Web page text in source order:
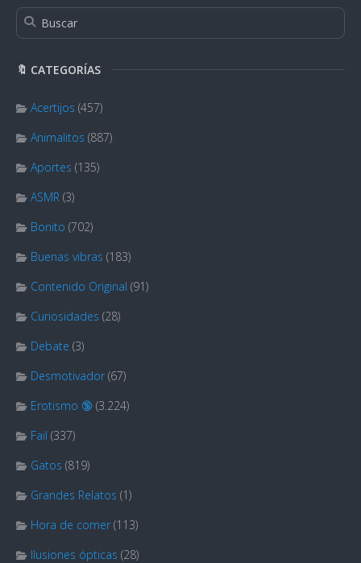
🔖 CATEGORÍAS
Acertijos (457)
Animalitos (887)
Aportes (135)
ASMR (3)
Bonito (702)
Buenas vibras (183)
Contenido Original (91)
Curiosidades (28)
Debate (3)
Desmotivador (67)
Erotismo 🔞 (3.224)
Fail (337)
Gatos (819)
Grandes Relatos (1)
Hora de comer (113)
Ilusiones ópticas (28)